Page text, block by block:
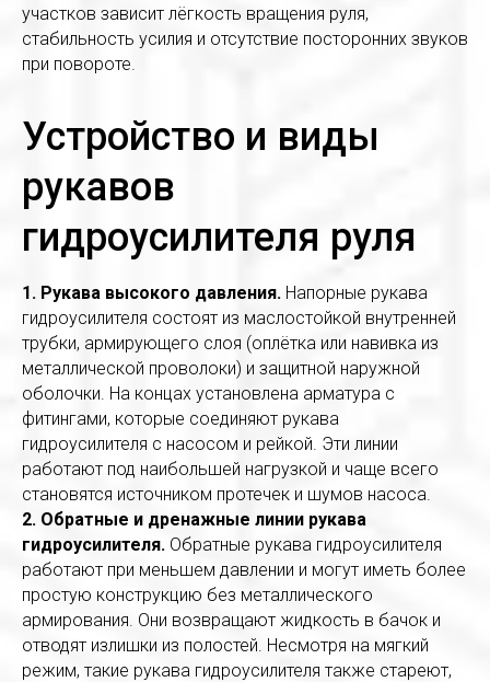
участков зависит лёгкость вращения руля,
стабильность усилия и отсутствие посторонних звуков
при повороте.
Устройство и виды
рукавов
гидроусилителя руля
1. Рукава высокого давления. Напорные рукава
гидроусилителя состоят из маслостойкой внутренней
трубки, армирующего слоя (оплётка или навивка из
металлической проволоки) и защитной наружной
оболочки. На концах установлена арматура с
фитингами, которые соединяют рукава
гидроусилителя с насосом и рейкой. Эти линии
работают под наибольшей нагрузкой и чаще всего
становятся источником протечек и шумов насоса.
2. Обратные и дренажные линии рукава
гидроусилителя. Обратные рукава гидроусилителя
работают при меньшем давлении и могут иметь более
простую конструкцию без металлического
армирования. Они возвращают жидкость в бачок и
отводят излишки из полостей. Несмотря на мягкий
режим, такие рукава гидроусилителя также стареют,